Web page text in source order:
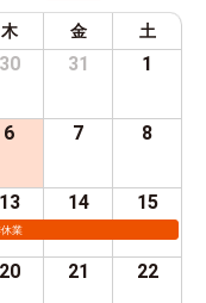
木 金 土
30 31 1
6 7 8
13
業
14 15
20 21 22